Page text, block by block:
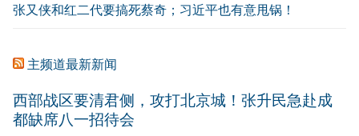
张又侠和红二代要搞死蔡奇；习近平也有意甩锅！
主频道最新新闻
西部战区要清君侧，攻打北京城！张升民急赴成
都缺席八一招待会